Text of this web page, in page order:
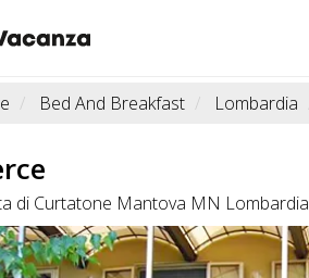
Bed And Breakfast Lombardia
di Curtatone Mantova MN Lombardia